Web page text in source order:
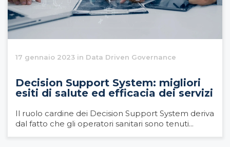
17 gennaio 2023 in Data Driven Governance
Decision Support System: migliori
esiti di salute ed efficacia dei servizi
Il ruolo cardine dei Decision Support System deriva
dal fatto che gli operatori sanitari sono tenuti...